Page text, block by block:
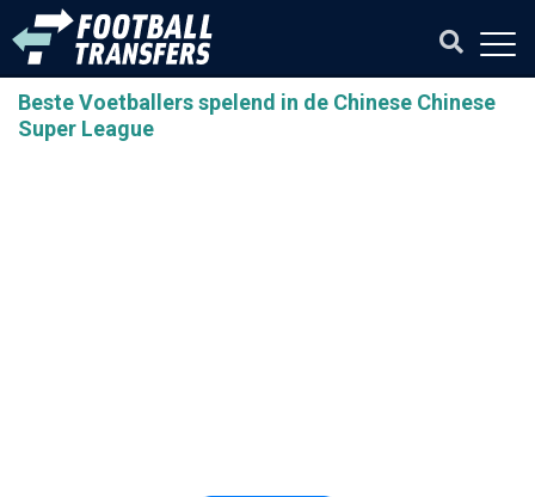
Beste Voetballers spelend in de Chinese Chinese
Super League